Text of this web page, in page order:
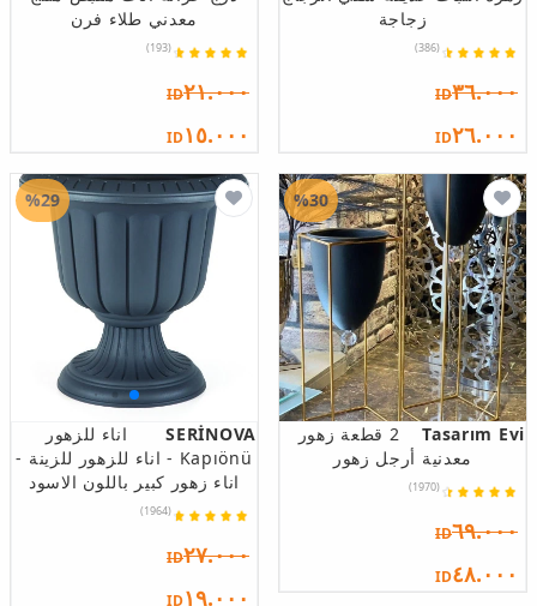
زجاجة
(386)
ID٣٦.٠٠٠
ID٢٦.٠٠٠
معدني طلاء فرن
(193)
ID٢١.٠٠٠
ID١٥.٠٠٠
Tasarım Evi
2 قطعة زهور
معدنية أرجل زهور
(1970)
ID٦٩.٠٠٠
ID٤٨.٠٠٠
%30
SERİNOVA
اناء للزهور
Kapıönü - اناء للزهور للزينة -
اناء زهور كبير باللون الاسود
(1964)
ID٢٧.٠٠٠
ID١٩.٠٠٠
%29